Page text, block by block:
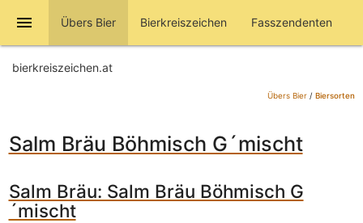
menu Übers Bier Bierkreiszeichen Fasszendenten
bierkreiszeichen.at
Übers Bier/ Biersorten
Salm Bräu Böhmisch G´mischt
Salm Bräu: Salm Bräu Böhmisch G
´mischt